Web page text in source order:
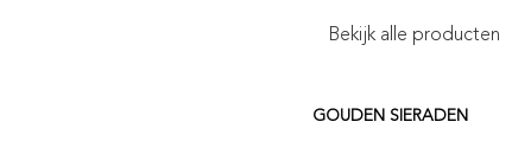
Bekijk alle producten
GOUDEN SIERADEN